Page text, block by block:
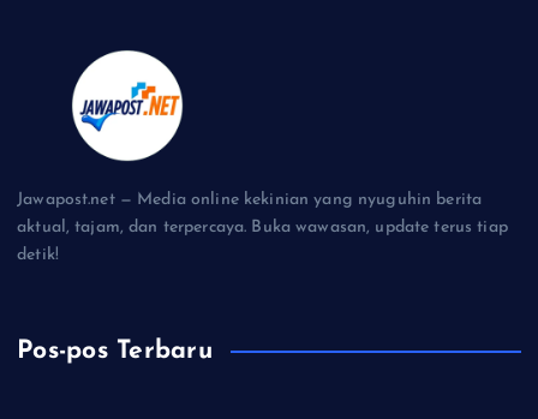
Jawapost.net — Media online kekinian yang nyuguhin berita
aktual, tajam, dan terpercaya. Buka wawasan, update terus tiap
detik!
Pos-pos Terbaru